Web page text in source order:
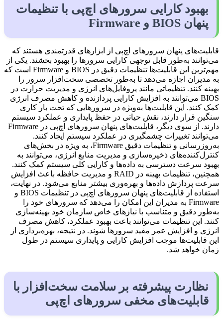
بهبود کارایی سرورهای اچ‌پی با تنظیمات
پنهان BIOS و Firmware
قابلیت‌های پنهان سرورهای اچ‌پی از ابزارهای قدرتمندی هستند که
می‌توانند به‌طور قابل توجهی کارایی سرورها را بهبود بخشند. یکی از
مهم‌ترین این قابلیت‌ها تنظیمات دقیق در BIOS و Firmware است که
به مدیران اجازه می‌دهد تا به‌طور تخصصی سخت‌افزار سرور را
بهینه کنند. تنظیماتی مانند پروفایل‌های انرژی و مدیریت حرارت در
BIOS می‌توانند به افزایش کارایی پردازنده و کاهش مصرف انرژی
کمک کنند. این قابلیت‌ها به‌ویژه در سرورهایی که تحت بار کاری
سنگین قرار دارند، نقش حیاتی در حفظ پایداری و عملکرد سیستم
دارند. از سوی دیگر، قابلیت‌های پنهان سرورهای اچ‌پی در Firmware
می‌توانند تغییرات چشمگیری در عملکرد سیستم ایجاد کنند.
به‌روزرسانی و تنظیمات دقیق Firmware، به ویژه در بخش‌های
کنترل‌کننده‌های ذخیره‌سازی و مدیریت منابع انرژی، می‌توانند به
بهبود سرعت دسترسی به داده‌ها و کارایی کلی سیستم کمک کنند.
همچنین، تنظیمات بهینه در RAID و مدیریت حافظه باعث افزایش
سرعت پردازش داده‌ها و بهره‌وری بیشتر منابع می‌شود. در نهایت،
استفاده از قابلیت‌های پنهان سرورهای اچ‌پی در تنظیمات BIOS و
Firmware به مدیران این امکان را می‌دهد که سرورهای خود را
به‌طور دقیق و متناسب با نیازهای خاص سازمان خود بهینه‌سازی
کنند. این تنظیمات می‌توانند باعث بهبود عملکرد، کاهش مصرف
انرژی و افزایش عمر مفید سرورها شوند. در نتیجه، بهره‌برداری از
این قابلیت‌ها موجب افزایش کارایی و پایداری سیستم در طول
زمان خواهد شد.
نظارت پیشرفته بر سلامت سخت‌افزار با
قابلیت‌های مخفی سرورهای اچ‌پی